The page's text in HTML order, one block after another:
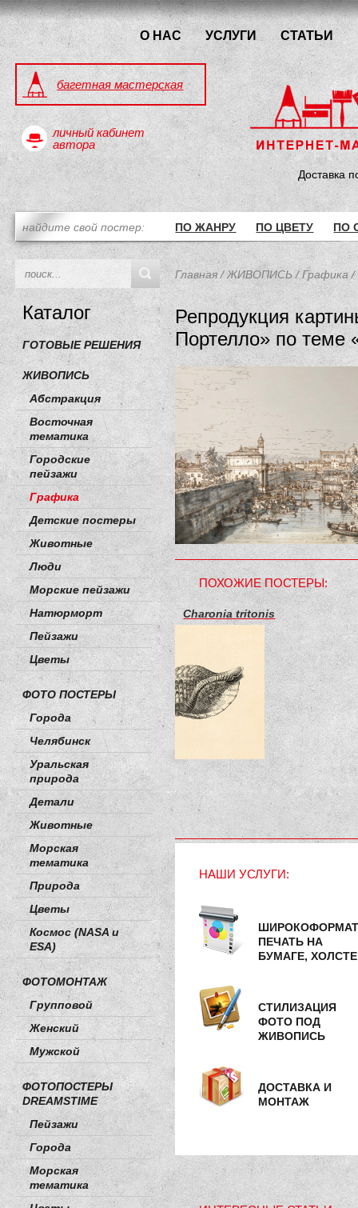
О НАС УСЛУГИ СТАТЬИ
багетная мастерская
личный кабинет
автора
Доставка
найдите свой постер: ПО ЖАНРУ ПО ЦВЕТУ ПО
Каталог
ГОТОВЫЕ РЕШЕНИЯ
ЖИВОПИСЬ
Абстракция
Восточная
тематика
Городские
пейзажи
Графика
Детские постеры
Животные
Люди
Морские пейзажи
Натюрморт
Пейзажи
Цветы
ФОТО ПОСТЕРЫ
Города
Челябинск
Уральская
природа
Детали
Животные
Морская
тематика
Природа
Цветы
Космос (NASA и
ESA)
ФОТОМОНТАЖ
Групповой
Женский
Мужской
ФОТОПОСТЕРЫ
DREAMSTIME
Пейзажи
Города
Морская
тематика
Главная/ЖИВОПИСЬ/Графика /
Репродукция
Портелло» по теме
ПОХОЖИЕ ПОСТЕРЫ:
Charonia tritonis
НАШИ УСЛУГИ:
ПЕЧАТЬ НА
БУМАГЕ, ХОЛСТЕ
СТИЛИЗАЦИЯ
ФОТО ПОД
ЖИВОПИСЬ
ДОСТАВКА И
МОНТАЖ